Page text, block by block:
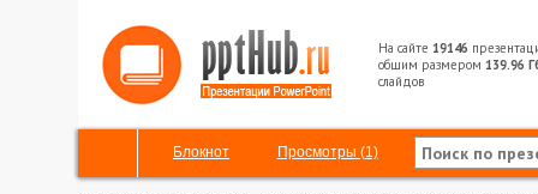
На сайте 19146
общим размером 139.96
слайдов
Блокнот Просмотры (1)